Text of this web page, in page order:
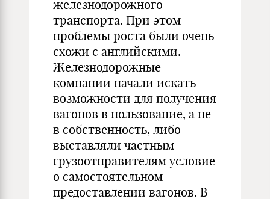
железнодорожного
транспорта. При этом
проблемы роста были очень
схожи с английскими.
Железнодорожные
компании начали искать
возможности для получения
вагонов в пользование, а не
в собственность, либо
выставляли частным
грузоотправителям условие
о самостоятельном
предоставлении вагонов. В